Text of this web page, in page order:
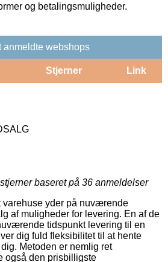
og betalingsmuligheder.
anmeldte webshops
Stjerner Link
baseret på 36 anmeldelser
varehuse yder på nuværende
af muligheder for levering. En af de
tidspunkt levering til en
dig fuld fleksibilitet til at hente
Metoden er nemlig ret
også den prisbilligste